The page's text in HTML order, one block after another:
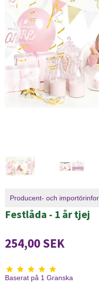
Producent- och
Festlåda - 1 år tjej
254,00 SEK
Baserat på 1 Granska